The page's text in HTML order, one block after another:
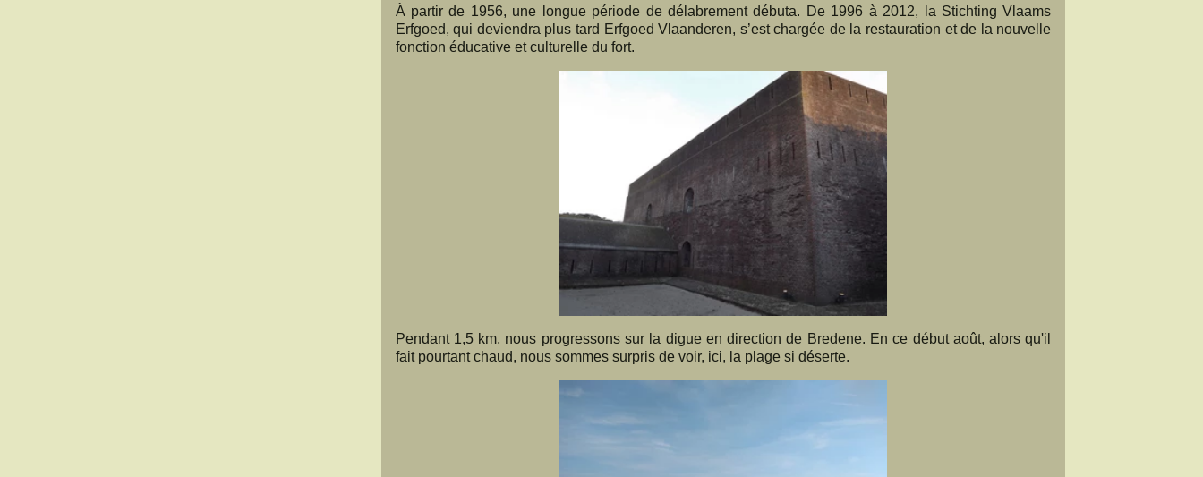
À partir de 1956, une longue période de délabrement débuta. De 1996 à 2012, la Stichting Vlaams
Erfgoed, qui deviendra plus tard Erfgoed Vlaanderen, s’est chargée de la restauration et de la nouvelle
fonction éducative et culturelle du fort.
Pendant 1,5 km, nous progressons sur la digue en direction de Bredene. En ce début août, alors qu'il
fait pourtant chaud, nous sommes surpris de voir, ici, la plage si déserte.